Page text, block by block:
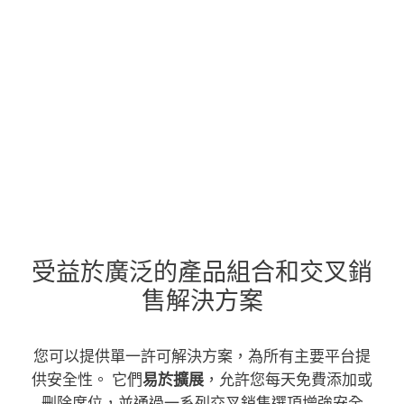
受益於廣泛的產品組合和交叉銷
售解決方案
您可以提供單一許可解決方案，為所有主要平台提
供安全性。 它們易於擴展 ，允許您每天免費添加或